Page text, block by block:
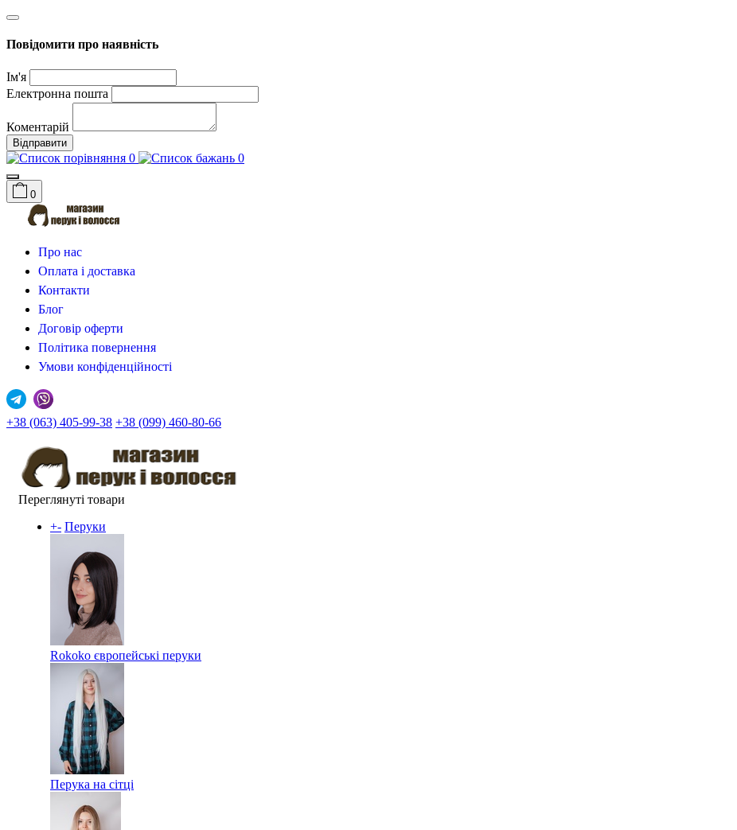
Повідомити про наявність
Ім'я
Електронна пошта
Коментарій
Відправити
0 0
0
Про нас
Оплата і доставка
Контакти
Блог
Договір оферти
Політика повернення
Умови конфіденційності
+38 (063) 405-99-38 +38 (099) 460-80-66
Переглянуті товари
+- Перуки
Rokoko європейські перуки
Перука на сітці